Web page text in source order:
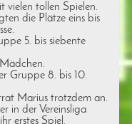
vielen tollen Spielen.
die Plätze eins bis
5. bis siebente
Gruppe 8. bis 10.
Marius trotzdem an.
in der Vereinsliga
erstes Spiel.